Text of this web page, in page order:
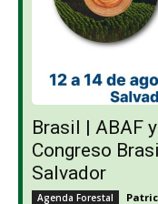
Brasil | ABAF
Congreso
Salvador
Agenda Forestal